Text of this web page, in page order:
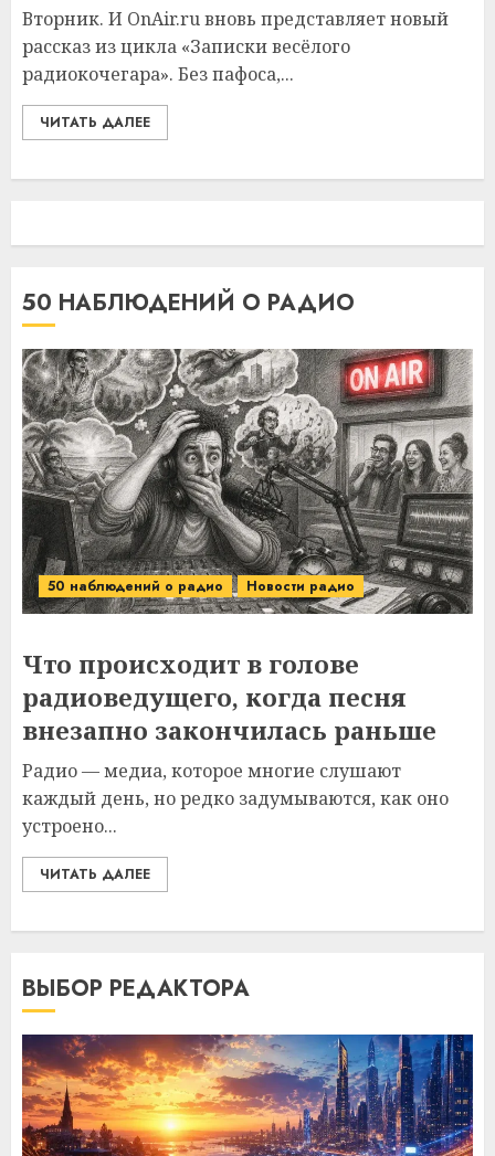
Вторник. И OnAir.ru вновь представляет новый
рассказ из цикла «Записки весёлого
радиокочегара». Без пафоса,...
ЧИТАТЬ ДАЛЕЕ
50 НАБЛЮДЕНИЙ О РАДИО
50 наблюдений о радио Новости радио
Что происходит в голове
радиоведущего, когда песня
внезапно закончилась раньше
Радио — медиа, которое многие слушают
каждый день, но редко задумываются, как оно
устроено...
ЧИТАТЬ ДАЛЕЕ
ВЫБОР РЕДАКТОРА